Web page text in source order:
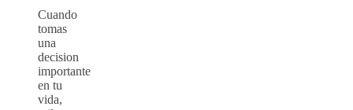
Cuando
tomas
una
decision
importante
en tu
vida,